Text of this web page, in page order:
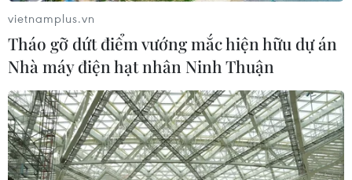
ngộ độc
30/07/2026 08:24
trường hợp mắc bệnh viêm mạch
hiếm gặp
30/07/2026 08:15
vietnamplus.vn
Tháo gỡ dứt điểm vướng mắc hiện hữu dự án
Nhà máy điện hạt nhân Ninh Thuận